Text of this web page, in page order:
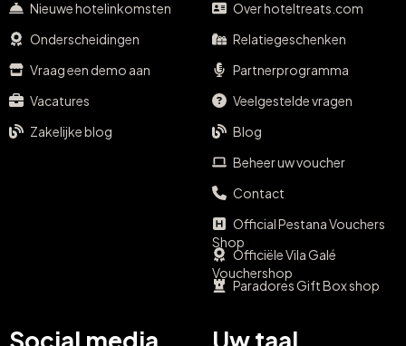
Nieuwe hotelinkomsten
Onderscheidingen
Vraag een demo aan
Vacatures
Zakelijke blog
Over hoteltreats.com
Relatiegeschenken
Partnerprogramma
Veelgestelde vragen
Blog
Beheer uw voucher
Contact
Official Pestana Vouchers
Shop
Officiële Vila Galé
Vouchershop
Paradores Gift Box shop